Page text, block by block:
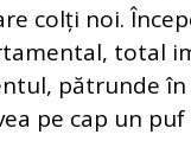
colți noi.
total
pătrunde în
pe cap un